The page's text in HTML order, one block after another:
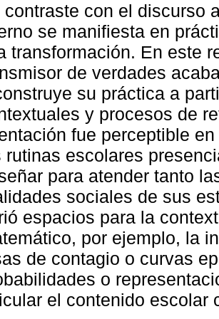
contraste con el discurso
se manifiesta en
transformación. En este
de verdades
su práctica a
y procesos de
fue perceptible
rutinas escolares
para atender tanto
sociales de sus
espacios para la
por ejemplo, la
de contagio o curvas
o
el contenido escolar